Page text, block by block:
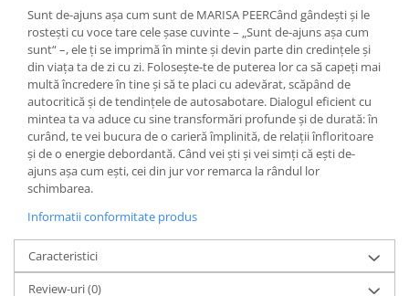
Feng Shui
Medicina alternativa
Sa nu razi :((
Drept
Legislatie
Fictiune
Actiune si Aventura
Actiune,aventura
Clasici
Fantasy
Istorica
Sunt de-ajuns așa cum sunt de MARISA PEERCând gândești și le
rostești cu voce tare cele șase cuvinte – „Sunt de-ajuns așa cum
sunt“ –, ele ți se imprimă în minte și devin parte din credințele și
din viața ta de zi cu zi. Folosește-te de puterea lor ca să capeți mai
multă încredere în tine și să te placi cu adevărat, scăpând de
autocritică și de tendințele de autosabotare. Dialogul eficient cu
mintea ta va aduce cu sine transformări profunde și de durată: în
curând, te vei bucura de o carieră împlinită, de relații înfloritoare
și de o energie debordantă. Când vei ști și vei simți că ești de-
ajuns așa cum ești, cei din jur vor remarca la rândul lor
schimbarea.
Informatii conformitate produs
Caracteristici
Review-uri(0)